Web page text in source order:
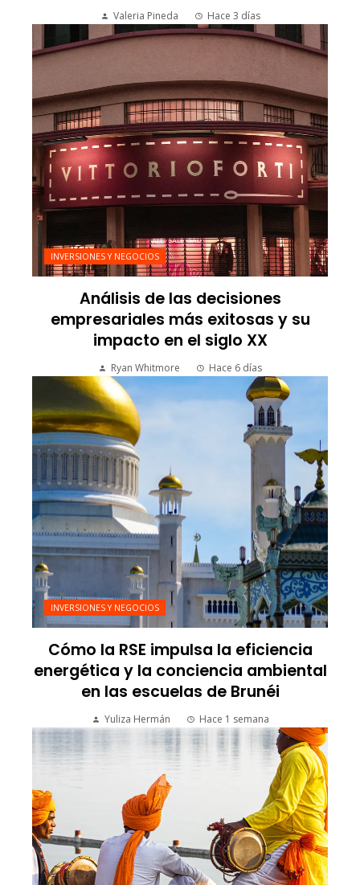
Valeria Pineda Hace 3 días
INVERSIONES Y NEGOCIOS
Análisis de las decisiones
empresariales más exitosas y su
impacto en el siglo XX
Ryan Whitmore Hace 6 días
INVERSIONES Y NEGOCIOS
Cómo la RSE impulsa la eficiencia
energética y la conciencia ambiental
en las escuelas de Brunéi
Yuliza Hermán Hace 1 semana